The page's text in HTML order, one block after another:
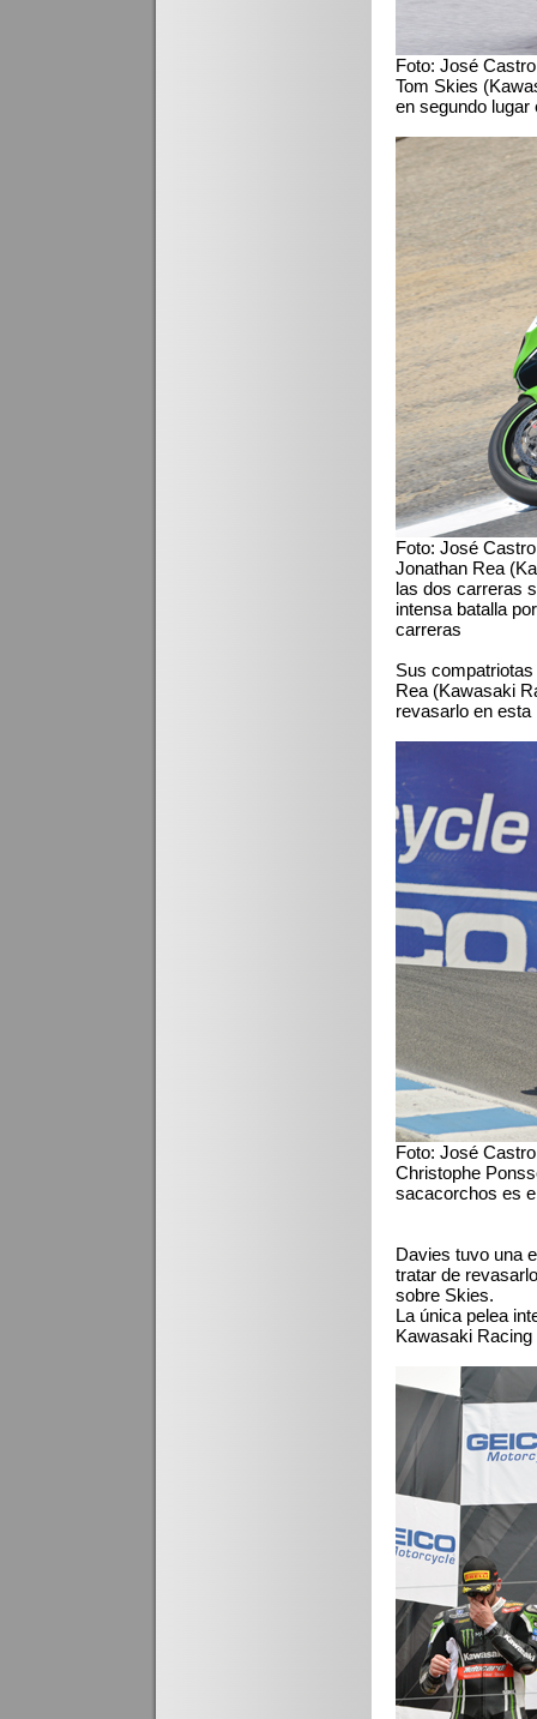
Foto: José
Tom Skies
en segundo
Foto: José Castro
Jonathan Rea
las dos carreras
intensa batalla
carreras
Sus
Rea (Kawasaki
revasarlo en
Foto: José Castro
Christophe
sacacorchos es
Davies tuvo una
tratar de
sobre Skies.
La única pelea
Kawasaki